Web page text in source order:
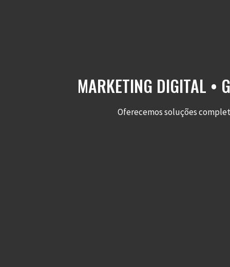
MARKETING DIGITAL •
Oferecemos soluções